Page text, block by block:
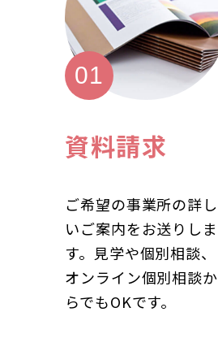
資料請求
ご希望の事業所の詳し
いご案内をお送りしま
す。見学や個別相談、
オンライン個別相談か
らでもOKです。